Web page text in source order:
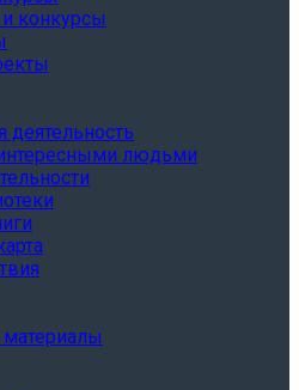
конкурсы
деятельность
людьми